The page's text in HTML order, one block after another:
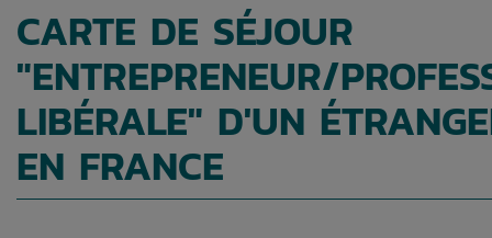
CARTE DE SÉJOUR
"ENTREPRENEUR/
LIBÉRALE" D'UN
EN FRANCE